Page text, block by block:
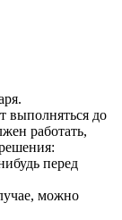
выполняться до
работать,
перед
можно